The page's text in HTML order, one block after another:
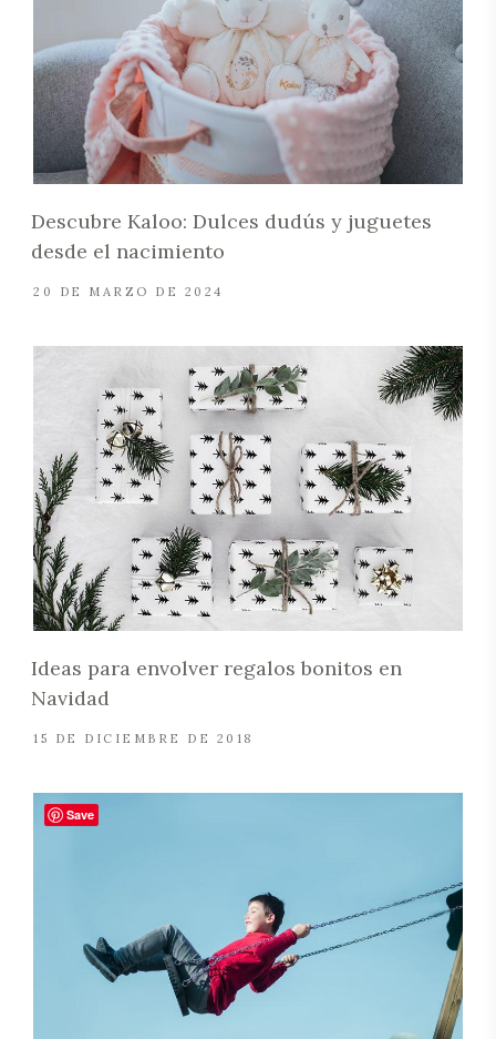
Descubre Kaloo: Dulces dudús y juguetes
desde el nacimiento
20 DE MARZO DE 2024
Ideas para envolver regalos bonitos en
Navidad
15 DE DICIEMBRE DE 2018
Save